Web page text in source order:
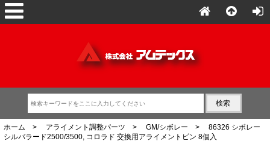
ホーム > アライメント調整パーツ > GM/シボレー > 86326 シボレー
シルバラード2500/3500, コロラド 交換用アライメントピン 8個入